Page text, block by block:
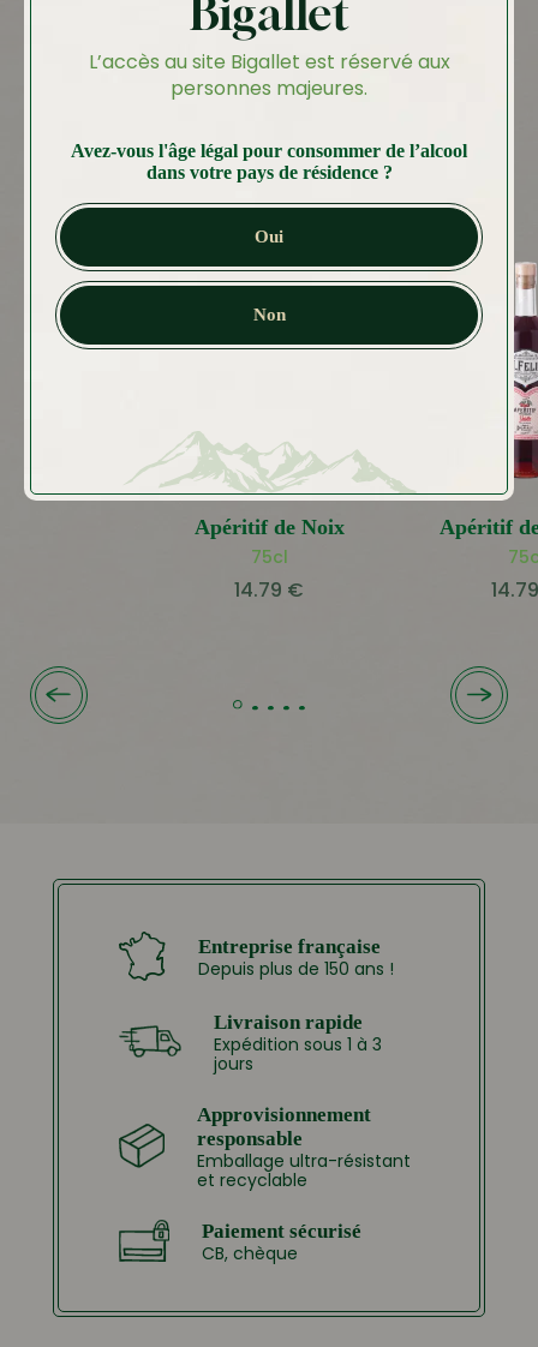
Bigallet
L’accès au site Bigallet est réservé aux
personnes majeures.
Avez-vous l'âge légal pour consommer de l’alcool
dans votre pays de résidence ?
Oui
Non
Autres produits
Vous aimerez peut-être
aussi…
Apéritif de Noix
75cl
14.79 €
Apéritif
Entreprise française
Depuis plus de 150 ans !
Livraison rapide
Expédition sous 1 à 3
jours
Approvisionnement
responsable
Emballage ultra-résistant
et recyclable
Paiement sécurisé
CB, chèque